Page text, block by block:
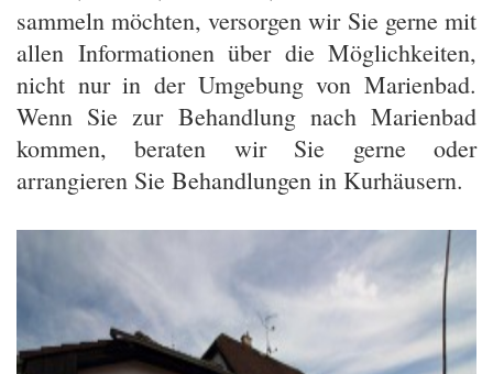
sammeln möchten, versorgen wir Sie gerne mit
allen Informationen über die Möglichkeiten,
nicht nur in der Umgebung von Marienbad.
Wenn Sie zur Behandlung nach Marienbad
kommen, beraten wir Sie gerne oder
arrangieren Sie Behandlungen in Kurhäusern.